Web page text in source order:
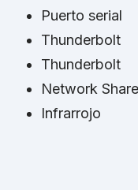
Puerto serial
Thunderbolt
Thunderbolt
Network Share
Infrarrojo